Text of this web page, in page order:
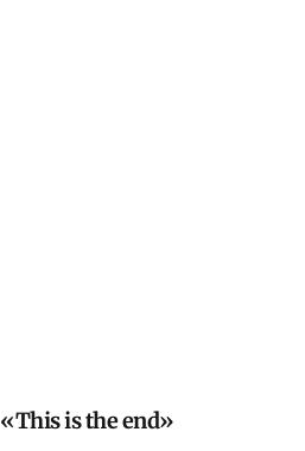
«This is the end»